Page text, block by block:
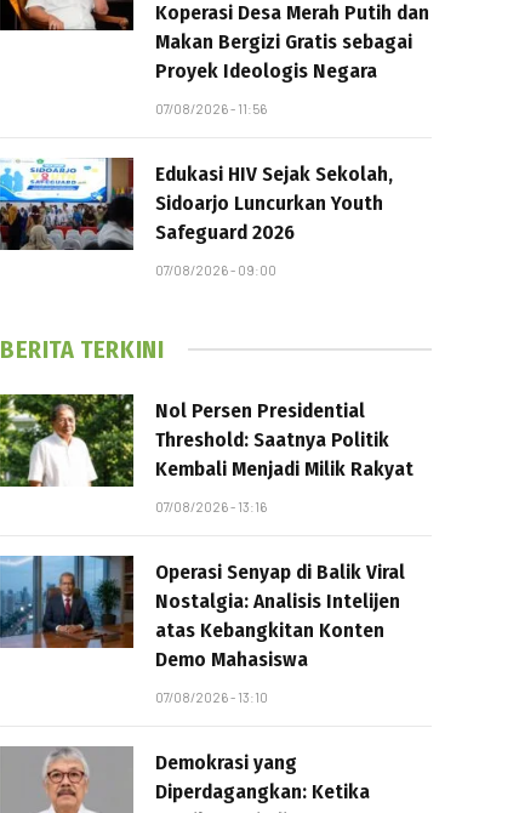
Koperasi Desa Merah Putih dan
Makan Bergizi Gratis sebagai
Proyek Ideologis Negara
07/08/2026 - 11:56
Edukasi HIV Sejak Sekolah,
Sidoarjo Luncurkan Youth
Safeguard 2026
07/08/2026 - 09:00
BERITA TERKINI
Nol Persen Presidential
Threshold: Saatnya Politik
Kembali Menjadi Milik Rakyat
07/08/2026 - 13:16
Operasi Senyap di Balik Viral
Nostalgia: Analisis Intelijen
atas Kebangkitan Konten
Demo Mahasiswa
07/08/2026 - 13:10
Demokrasi yang
Diperdagangkan: Ketika